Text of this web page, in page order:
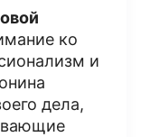
ко
и
дела,